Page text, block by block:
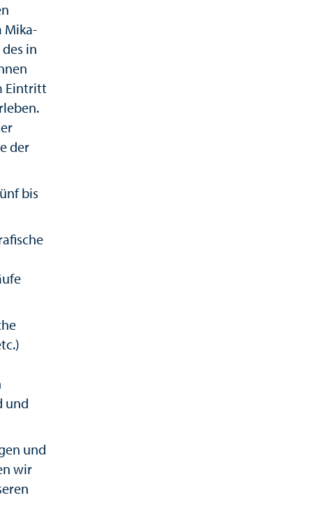
Mika-
in
Eintritt
der
bis
und
und
wir